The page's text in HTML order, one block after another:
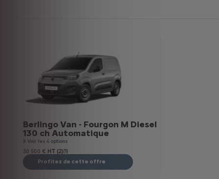
Berlingo Van - Fourgon M Diesel
130 ch Automatique
Voir les 4 options
30 500 € HT (2)(1)
Profitez de cette offre